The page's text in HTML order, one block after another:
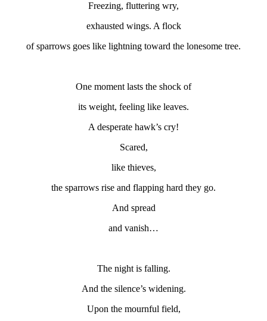
Freezing, fluttering wry,
exhausted wings. A flock
of sparrows goes like lightning toward the lonesome tree.
One moment lasts the shock of
its weight, feeling like leaves.
A desperate hawk’s cry!
Scared,
like thieves,
the sparrows rise and flapping hard they go.
And spread
and vanish…
The night is falling.
And the silence’s widening.
Upon the mournful field,